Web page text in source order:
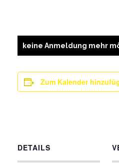
keine Anmeldung mehr
Zum Kalender
DETAILS